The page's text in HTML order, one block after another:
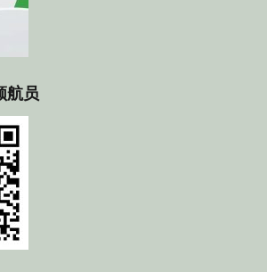
航员